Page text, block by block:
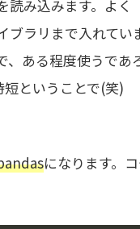
読み込みます。よく
ブラリまで入れて
、ある程度使うで
短ということで(笑)
になります。